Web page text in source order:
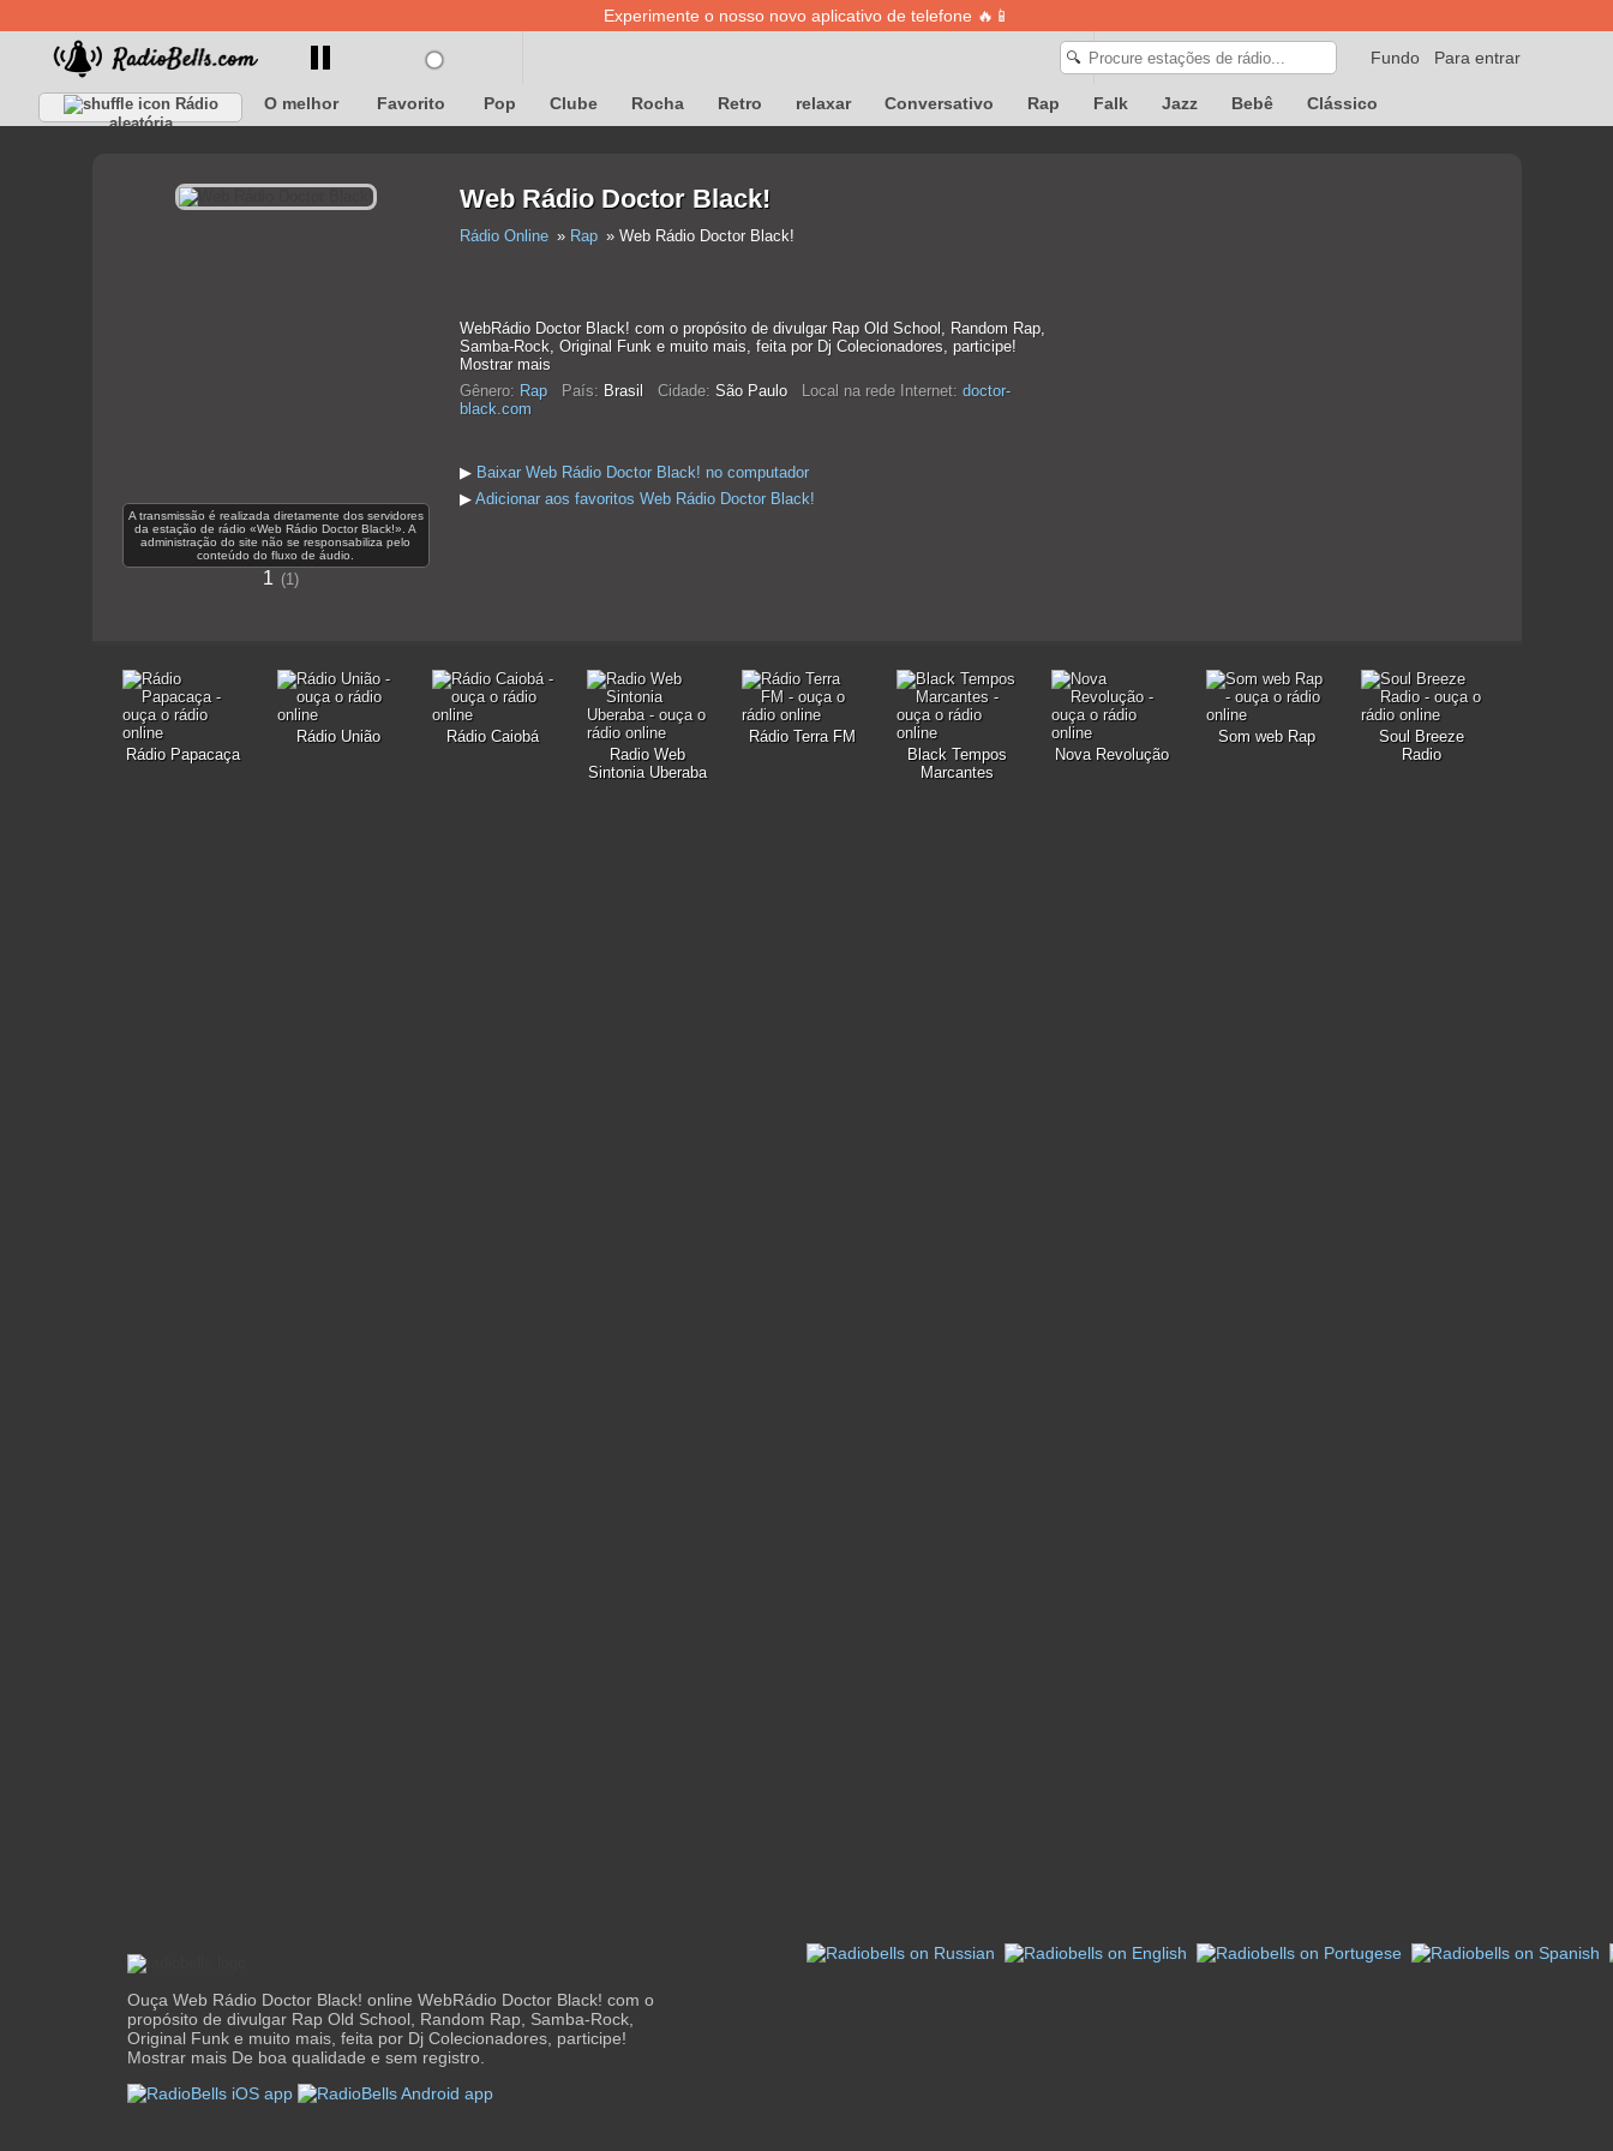
Experimente o nosso novo aplicativo de telefone 🔥📱
Para entrar
Fundo
🔍
Rádio
aleatória
O melhor Favorito Pop Clube Rocha Retro relaxar Conversativo Rap Falk Jazz Bebê Clássico
A transmissão é realizada diretamente dos servidores
da estação de rádio «Web Rádio Doctor Black!». A
administração do site não se responsabiliza pelo
conteúdo do fluxo de áudio.
1 1
Web Rádio Doctor Black!
Rádio Online Rap Web Rádio Doctor Black!
WebRádio Doctor Black! com o propósito de divulgar Rap Old School, Random Rap,
Samba-Rock, Original Funk e muito mais, feita por Dj Colecionadores, participe!
Mostrar mais
Gênero: Rap País: Brasil Cidade: São Paulo Local na rede Internet: doctor-
black.com
▶ Baixar Web Rádio Doctor Black! no computador
▶ Adicionar aos favoritos Web Rádio Doctor Black!
Rádio Papacaça
Rádio União
Rádio Caiobá
Radio Web
Sintonia Uberaba
Rádio Terra FM
Black Tempos
Marcantes
Nova Revolução
Som web Rap
Soul Breeze
Radio
Ouça Web Rádio Doctor Black! online WebRádio Doctor Black! com o
propósito de divulgar Rap Old School, Random Rap, Samba-Rock,
Original Funk e muito mais, feita por Dj Colecionadores, participe!
Mostrar mais De boa qualidade e sem registro.